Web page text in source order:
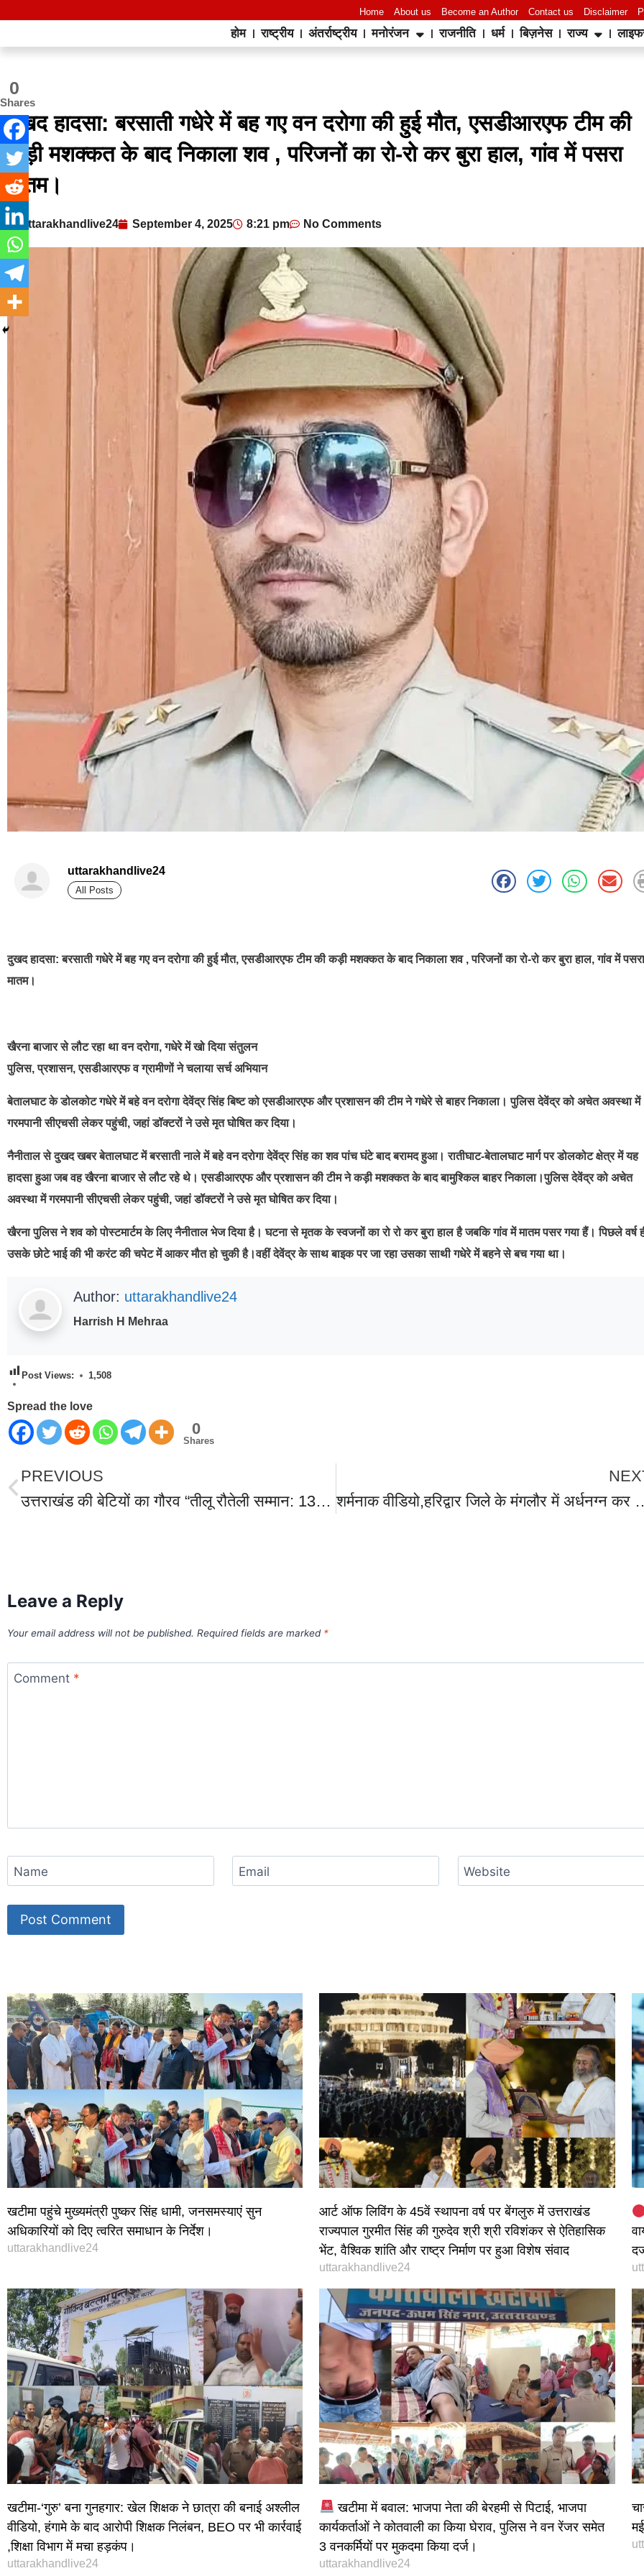
Home About us Become an Author Contact us Disclaimer
होम राष्ट्रीय अंतर्राष्ट्रीय मनोरंजन राजनीति धर्म बिज़नेस राज्य
दुखद हादसा: बरसाती गधेरे में बह गए वन दरोगा की हुई मौत, एसडीआरएफ टीम की
कड़ी मशक्कत के बाद निकाला शव , परिजनों का रो-रो कर बुरा हाल, गांव में पसरा
मातम।
uttarakhandlive24 September 4, 2025 8:21 pm No Comments
uttarakhandlive24
All Posts
दुखद हादसा: बरसाती गधेरे में बह गए वन दरोगा की हुई मौत, एसडीआरएफ टीम की कड़ी मशक्कत के बाद निकाला शव , परिजनों का रो-रो कर बुरा हाल, गांव में पसरा
मातम।
खैरना बाजार से लौट रहा था वन दरोगा, गधेरे में खो दिया संतुलन
पुलिस, प्रशासन, एसडीआरएफ व ग्रामीणों ने चलाया सर्च अभियान
बेतालघाट के डोलकोट गधेरे में बहे वन दरोगा देवेंद्र सिंह बिष्ट को एसडीआरएफ और प्रशासन की टीम ने गधेरे से बाहर निकाला। पुलिस देवेंद्र को अचेत अवस्था में
गरमपानी सीएचसी लेकर पहुंची, जहां डॉक्टरों ने उसे मृत घोषित कर दिया।
नैनीताल से दुखद खबर बेतालघाट में बरसाती नाले में बहे वन दरोगा देवेंद्र सिंह का शव पांच घंटे बाद बरामद हुआ। रातीघाट-बेतालघाट मार्ग पर डोलकोट क्षेत्र में यह
हादसा हुआ जब वह खैरना बाजार से लौट रहे थे। एसडीआरएफ और प्रशासन की टीम ने कड़ी मशक्कत के बाद बामुश्किल बाहर निकाला।पुलिस देवेंद्र को अचेत
अवस्था में गरमपानी सीएचसी लेकर पहुंची, जहां डॉक्टरों ने उसे मृत घोषित कर दिया।
खैरना पुलिस ने शव को पोस्टमार्टम के लिए नैनीताल भेज दिया है। घटना से मृतक के स्वजनों का रो रो कर बुरा हाल है जबकि गांव में मातम पसर गया हैं। पिछले वर्ष
उसके छोटे भाई की भी करंट की चपेट में आकर मौत हो चुकी है।वहीं देवेंद्र के साथ बाइक पर जा रहा उसका साथी गधेरे में बहने से बच गया था।
Author: uttarakhandlive24
Harrish H Mehraa
Post Views: 1,508
Spread the love
0
Shares
0
Shares
PREVIOUS
उत्तराखंड की बेटियों का गौरव “तीलू रौतेली सम्मान: 13 वीरांगनाओं और 33 आंगनबाड़ी कार्यकत्रियों को मुख्यमंत्री धामी ने किया सम्मानित।
शर्मनाक वीडियो,हरिद्वार जिले के मंगलौर में अर्धनग्न कर युवक की
Leave a Reply
Your email address will not be published. Required fields are marked *
Comment *
Name Email Website
खटीमा पहुंचे मुख्यमंत्री पुष्कर सिंह धामी, जनसमस्याएं सुन
अधिकारियों को दिए त्वरित समाधान के निर्देश।
uttarakhandlive24
आर्ट ऑफ लिविंग के 45वें स्थापना वर्ष पर बेंगलुरु में उत्तराखंड
राज्यपाल गुरमीत सिंह की गुरुदेव श्री श्री रविशंकर से ऐतिहासिक
भेंट, वैश्विक शांति और राष्ट्र निर्माण पर हुआ विशेष संवाद
uttarakhandlive24
खटीमा-‘गुरु’ बना गुनहगार: खेल शिक्षक ने छात्रा की बनाई अश्लील
वीडियो, हंगामे के बाद आरोपी शिक्षक निलंबन, BEO पर भी कार्रवाई
,शिक्षा विभाग में मचा हड़कंप।
uttarakhandlive24
खटीमा में बवाल: भाजपा नेता की बेरहमी से पिटाई, भाजपा
कार्यकर्ताओं ने कोतवाली का किया घेराव, पुलिस ने वन रेंजर समेत
3 वनकर्मियों पर मुकदमा किया दर्ज।
uttarakhandlive24